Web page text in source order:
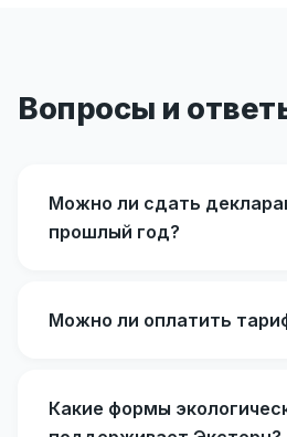
Вопросы и
Можно ли сдать
прошлый год?
Можно ли оплатить
Какие формы